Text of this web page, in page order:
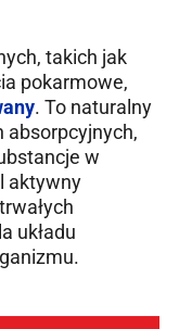
takich jak
pokarmowe,
. To naturalny
absorpcyjnych,
w
aktywny
układu